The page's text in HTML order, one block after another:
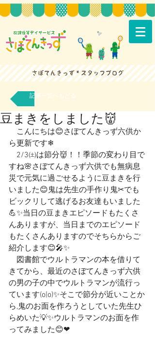
記事一覧へもどる
豆まきをしました👹
こんにちは😊さぼてんきっず六供か
ら更新です❄
2/3㈯は節分👹！！季節の変わり目で
すね🌸さぼてんきっず六供でも無病息
災で元気に過ごせるように豆まきを行
いました😊鬼は先生の手作り鬼✂でも
ビックリして逃げるお友達もいました
💪✨当日の豆まきエピソードもたくさ
んありますが、当日までのエピソード
もたくさんありますのでそちらからご
紹介します😊🎤✨
図書館でウルトラマンの本を借りて
きてから、最近のさぼてんきっず六供
の男の子の中でウルトラマンが流行っ
ています(o|o)✨そこで節分が近いことか
ら,鬼のお面を作ろうとしていた先生ひ
らめいた💡✨ウルトラマンのお面を作
ってみました😊❤